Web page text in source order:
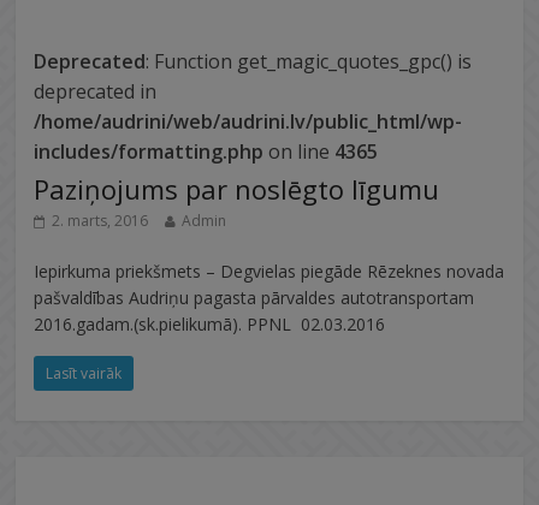
Deprecated: Function get_magic_quotes_gpc() is
deprecated in
/home/audrini/web/audrini.lv/public_html/wp-
includes/formatting.php on line 4365
Paziņojums par noslēgto līgumu
2. marts, 2016 Admin
Iepirkuma priekšmets – Degvielas piegāde Rēzeknes novada
pašvaldības Audriņu pagasta pārvaldes autotransportam
2016.gadam.(sk.pielikumā). PPNL 02.03.2016
Lasīt vairāk